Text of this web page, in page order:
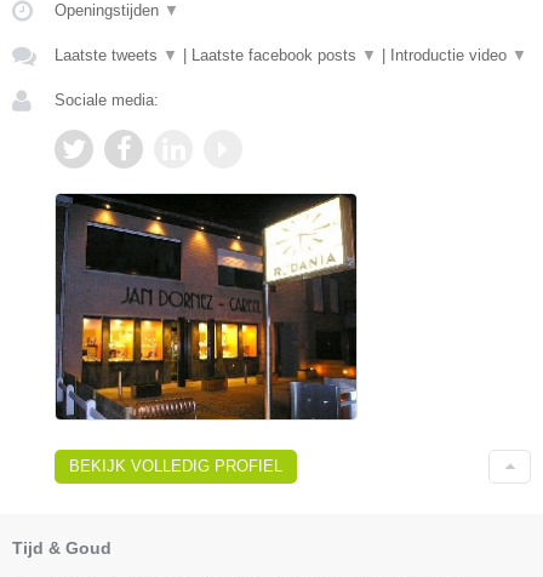
Openingstijden ▼
Laatste tweets ▼ Laatste facebook posts ▼ Introductie video ▼
Sociale media:
BEKIJK VOLLEDIG PROFIEL
Tijd & Goud